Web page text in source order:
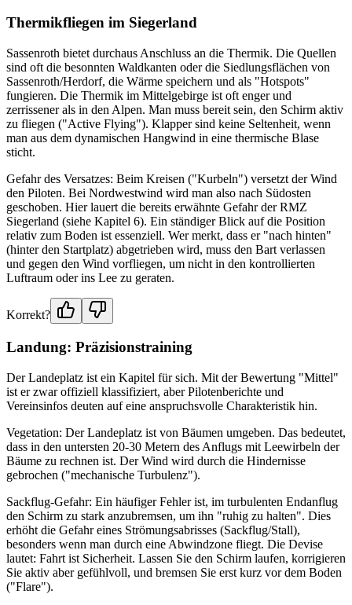
Thermikfliegen im Siegerland
Sassenroth bietet durchaus Anschluss an die Thermik. Die Quellen
sind oft die besonnten Waldkanten oder die Siedlungsflächen von
Sassenroth/Herdorf, die Wärme speichern und als "Hotspots"
fungieren. Die Thermik im Mittelgebirge ist oft enger und
zerrissener als in den Alpen. Man muss bereit sein, den Schirm aktiv
zu fliegen ("Active Flying"). Klapper sind keine Seltenheit, wenn
man aus dem dynamischen Hangwind in eine thermische Blase
sticht.
Gefahr des Versatzes: Beim Kreisen ("Kurbeln") versetzt der Wind
den Piloten. Bei Nordwestwind wird man also nach Südosten
geschoben. Hier lauert die bereits erwähnte Gefahr der RMZ
Siegerland (siehe Kapitel 6). Ein ständiger Blick auf die Position
relativ zum Boden ist essenziell. Wer merkt, dass er "nach hinten"
(hinter den Startplatz) abgetrieben wird, muss den Bart verlassen
und gegen den Wind vorfliegen, um nicht in den kontrollierten
Luftraum oder ins Lee zu geraten.
Korrekt?
Landung: Präzisionstraining
Der Landeplatz ist ein Kapitel für sich. Mit der Bewertung "Mittel"
ist er zwar offiziell klassifiziert, aber Pilotenberichte und
Vereinsinfos deuten auf eine anspruchsvolle Charakteristik hin.
Vegetation: Der Landeplatz ist von Bäumen umgeben. Das bedeutet,
dass in den untersten 20-30 Metern des Anflugs mit Leewirbeln der
Bäume zu rechnen ist. Der Wind wird durch die Hindernisse
gebrochen ("mechanische Turbulenz").
Sackflug-Gefahr: Ein häufiger Fehler ist, im turbulenten Endanflug
den Schirm zu stark anzubremsen, um ihn "ruhig zu halten". Dies
erhöht die Gefahr eines Strömungsabrisses (Sackflug/Stall),
besonders wenn man durch eine Abwindzone fliegt. Die Devise
lautet: Fahrt ist Sicherheit. Lassen Sie den Schirm laufen, korrigieren
Sie aktiv aber gefühlvoll, und bremsen Sie erst kurz vor dem Boden
("Flare").